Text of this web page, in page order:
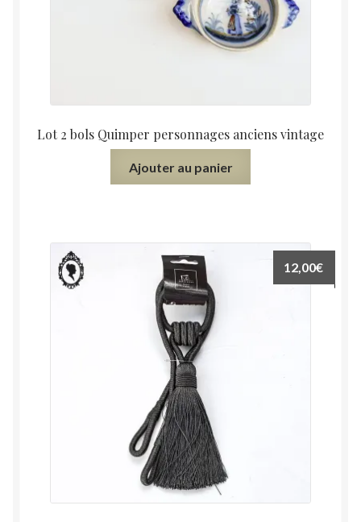
Lot 2 bols Quimper personnages anciens vintage
Ajouter au panier
12,00€